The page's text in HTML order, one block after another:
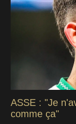
ASSE : "Je
comme ça"